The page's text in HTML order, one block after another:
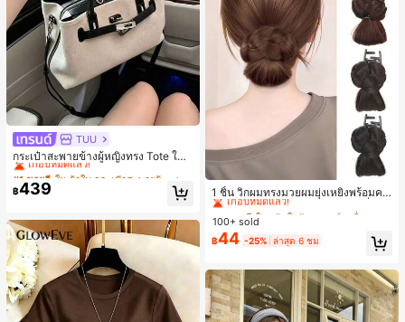
TUU
กระเป๋าสะพายข้างผู้หญิงทรง Tote ใบเ
ล็ก สไตล์วินเทจ ผิวด้าน คอลเลกชันให
ม่ฤดูร้อน 2026 สำหรับเดินทางไปทำงา
น แมตช์ง่าย
#1 ขายดี
เกือบหมดแล้ว!
#1 ขายดี
เกือบหมดแล้ว!
#1 ขายดี
เกือบหมดแล้ว!
เกือบหมดแล้ว!
฿439
1 ชิ้น วิกผมทรงมวยผมยุ่งเหยิงพร้อมคลิ
ปหนีบผม, คลิปหนีบผมสังเคราะห์ที่ได้รั
บการอัปเกรดแฟชั่น, วิกผมเส้นใยทนคว
ามร้อนสูงที่ออกแบบมาสำหรับผู้หญิง, ใ
ช้งานง่ายโดยไม่ต้องใช้เครื่องมือ, เหมา
ะสำหรับสไตล์สบายๆ, อุปกรณ์เสริมผมที่
สมบูรณ์แบบสำหรับผู้หญิง คลิปหนีบผม
คลิปหนีบผมสบายๆ แฟชั่นผม คลิปหนีบ
ผมหรูหรา ฤดูร้อน ชายหาด วันหยุด
#3 ขายดี
ใน เส้นใยสังเคราะห์ เครื่องประดับผมผู้หญิง
เกือบหมดแล้ว!
#3 ขายดี
เกือบหมดแล้ว!
#3 ขายดี
เกือบหมดแล้ว!
#3 ขายดี
ใน เส้นใยสังเคราะห์ เครื่องประดับผมผู้หญิง
100+ sold
฿44 -25% ล่าสุด 6 ชม